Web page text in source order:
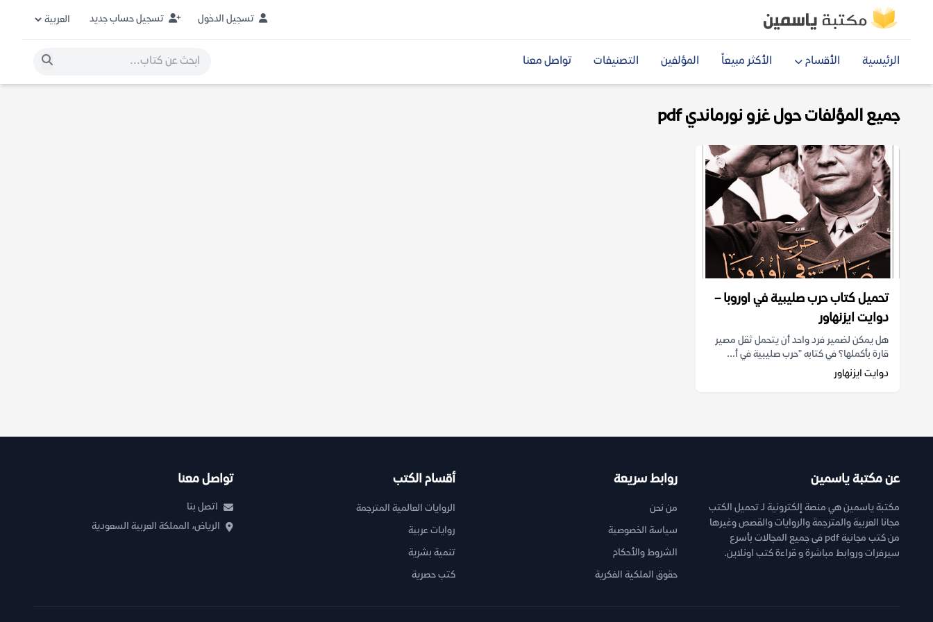
تسجيل الدخول تسجيل حساب جديد
الرئيسية الأقسام الأكثر مبيعاً المؤلفين التصنيفات تواصل معنا
جميع المؤلفات حول غزو نورماندي pdf
تحميل كتاب حرب صليبية في اوروبا –
دوايت ايزنهاور
هل يمكن لضمير فرد واحد أن يتحمل ثقل مصير
قارة بأكملها؟ في كتابه "حرب صليبية في أ...
دوايت ايزنهاور
عن مكتبة ياسمين
مكتبة ياسمين هي منصة إلكترونية لـ تحميل الكتب
مجانا العربية والمترجمة والروايات والقصص وغيرها
من كتب مجانية pdf فى جميع المجالات بأسرع
سيرفرات وروابط مباشرة و قراءة كتب اونلاين.
روابط سريعة
من نحن
سياسة الخصوصية
الشروط والأحكام
حقوق الملكية الفكرية
أقسام الكتب
الروايات العالمية المترجمة
روايات عربية
تنمية بشرية
كتب حصرية
تواصل معنا
اتصل بنا
الرياض، المملكة العربية السعودية